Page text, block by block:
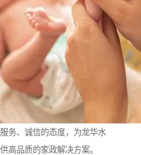
务、诚信的态度，为龙华水
高品质的家政解决方案。